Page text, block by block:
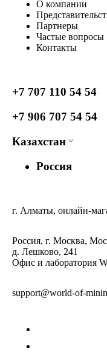
О компании
Партнеры
Частые вопросы
Контакты
+7 707 110 54 54
+7 906 707 54 54
Казахстан
Россия
г. Алматы, онлайн-
Россия, г. Москва,
д. Лешково, 241
Офис и лаборатория
support@world-of-